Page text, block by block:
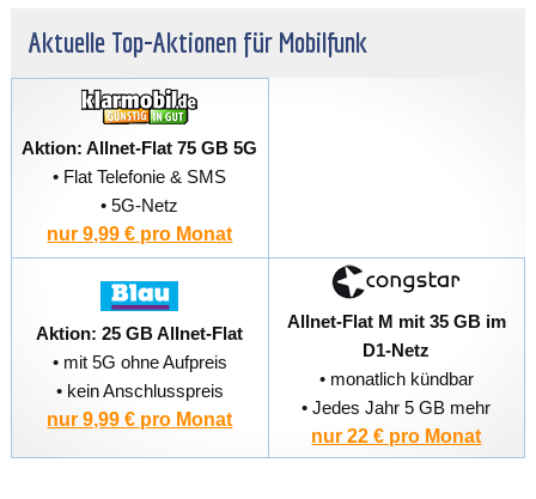
Aktuelle Top-Aktionen für Mobilfunk
Aktion: Allnet-Flat 75 GB 5G
• Flat Telefonie & SMS
• 5G-Netz
nur 9,99 € pro Monat
Aktion: 25 GB Allnet-Flat
• mit 5G ohne Aufpreis
• kein Anschlusspreis
nur 9,99 € pro Monat
Allnet-Flat M mit 35 GB im
D1-Netz
• monatlich kündbar
• Jedes Jahr 5 GB mehr
nur 22 € pro Monat